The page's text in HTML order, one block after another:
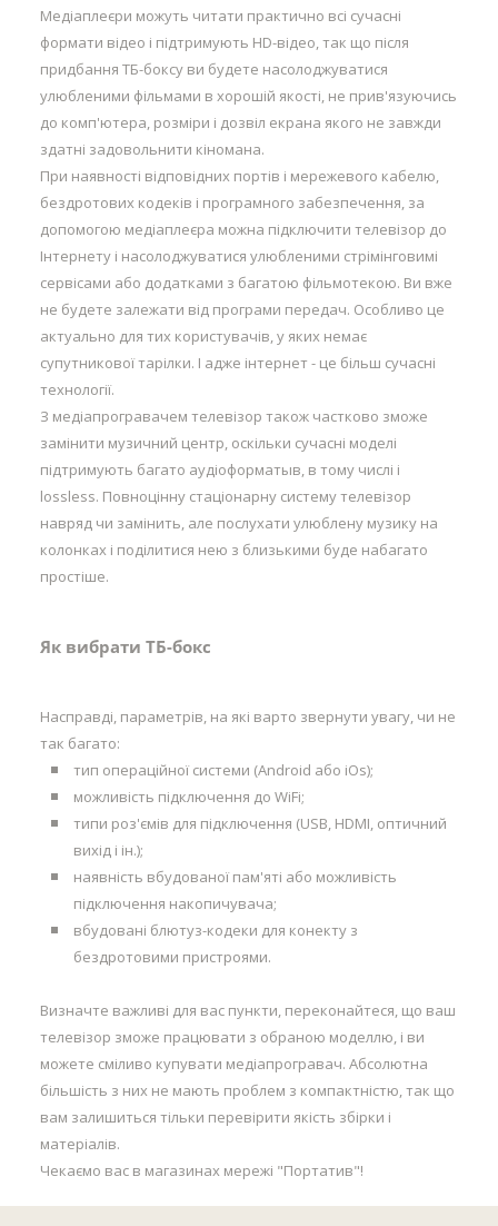
Медіаплеєри можуть читати практично всі сучасні
формати відео і підтримують HD-відео, так що після
придбання ТБ-боксу ви будете насолоджуватися
улюбленими фільмами в хорошій якості, не прив'язуючись
до комп'ютера, розміри і дозвіл екрана якого не завжди
здатні задовольнити кіномана.
При наявності відповідних портів і мережевого кабелю,
бездротових кодеків і програмного забезпечення, за
допомогою медіаплеєра можна підключити телевізор до
Інтернету і насолоджуватися улюбленими стрімінговимі
сервісами або додатками з багатою фільмотекою. Ви вже
не будете залежати від програми передач. Особливо це
актуально для тих користувачів, у яких немає
супутникової тарілки. І адже інтернет - це більш сучасні
технології.
З медіапрогравачем телевізор також частково зможе
замінити музичний центр, оскільки сучасні моделі
підтримують багато аудіоформатыв, в тому числі і
lossless. Повноцінну стаціонарну систему телевізор
навряд чи замінить, але послухати улюблену музику на
колонках і поділитися нею з близькими буде набагато
простіше.
Як вибрати ТБ-бокс
Насправді, параметрів, на які варто звернути увагу, чи не
так багато:
тип операційної системи (Android або iOs);
можливість підключення до WiFi;
типи роз'ємів для підключення (USB, HDMI, оптичний
вихід і ін.);
наявність вбудованої пам'яті або можливість
підключення накопичувача;
вбудовані блютуз-кодеки для конекту з
бездротовими пристроями.
Визначте важливі для вас пункти, переконайтеся, що ваш
телевізор зможе працювати з обраною моделлю, і ви
можете сміливо купувати медіапрогравач. Абсолютна
більшість з них не мають проблем з компактністю, так що
вам залишиться тільки перевірити якість збірки і
матеріалів.
Чекаємо вас в магазинах мережі "Портатив"!